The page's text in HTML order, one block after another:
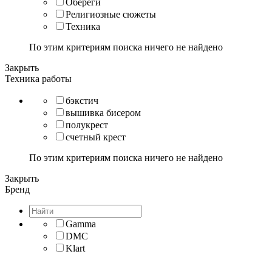
Религиозные сюжеты
Техника
По этим критериям поиска ничего не найдено
Закрыть
Техника работы
бэкстич
вышивка бисером
полукрест
счетный крест
По этим критериям поиска ничего не найдено
Закрыть
Бренд
Gamma
DMC
Klart